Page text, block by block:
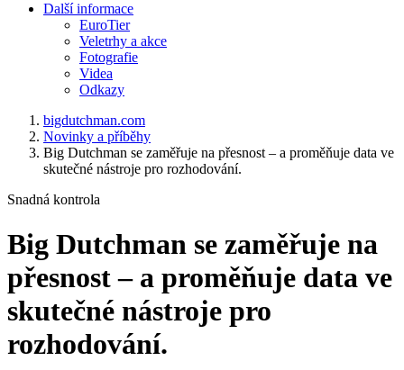
Další informace
EuroTier
Veletrhy a akce
Fotografie
Videa
Odkazy
bigdutchman.com
Novinky a příběhy
Big Dutchman se zaměřuje na přesnost – a proměňuje data ve
skutečné nástroje pro rozhodování.
Snadná kontrola
Big Dutchman se zaměřuje na
přesnost – a proměňuje data ve
skutečné nástroje pro
rozhodování.